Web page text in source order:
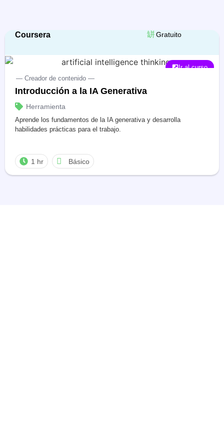
Coursera Gratuito
Ir al curso
— Creador de contenido —
Introducción a la IA Generativa
Herramienta
Aprende los fundamentos de la IA generativa y desarrolla
habilidades prácticas para el trabajo.
1 hr Básico